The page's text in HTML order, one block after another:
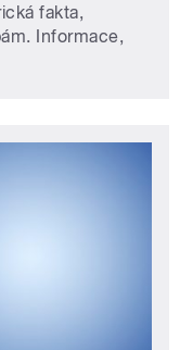
fakta,
Informace,